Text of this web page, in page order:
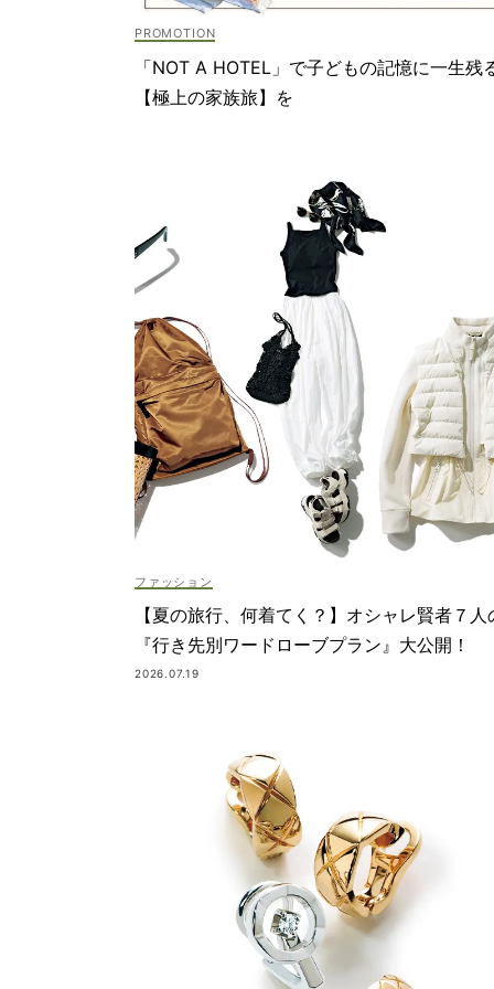
「NOT A HOTEL」で子どもの記憶に一生残
【極上の家族旅】を
ファッション
【夏の旅行、何着てく？】オシャレ賢者７人
『行き先別ワードローブプラン』大公開！
2026.07.19